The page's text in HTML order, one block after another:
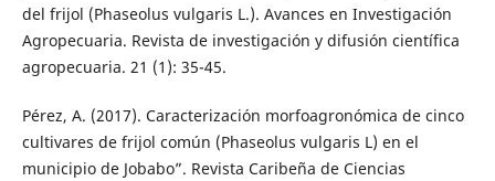
del frijol (Phaseolus vulgaris L.). Avances en Investigación
Agropecuaria. Revista de investigación y difusión científica
agropecuaria. 21 (1): 35-45.
Pérez, A. (2017). Caracterización morfoagronómica de cinco
cultivares de frijol común (Phaseolus vulgaris L) en el
municipio de Jobabo”. Revista Caribeña de Ciencias